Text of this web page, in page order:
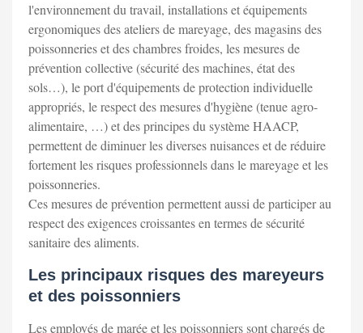
l'environnement du travail, installations et équipements
ergonomiques des ateliers de mareyage, des magasins des
poissonneries et des chambres froides, les mesures de
prévention collective (sécurité des machines, état des
sols…), le port d'équipements de protection individuelle
appropriés, le respect des mesures d'hygiène (tenue agro-
alimentaire, …) et des principes du système HAACP,
permettent de diminuer les diverses nuisances et de réduire
fortement les risques professionnels dans le mareyage et les
poissonneries.
Ces mesures de prévention permettent aussi de participer au
respect des exigences croissantes en termes de sécurité
sanitaire des aliments.
Les principaux risques des mareyeurs
et des poissonniers
Les employés de marée et les poissonniers sont chargés de